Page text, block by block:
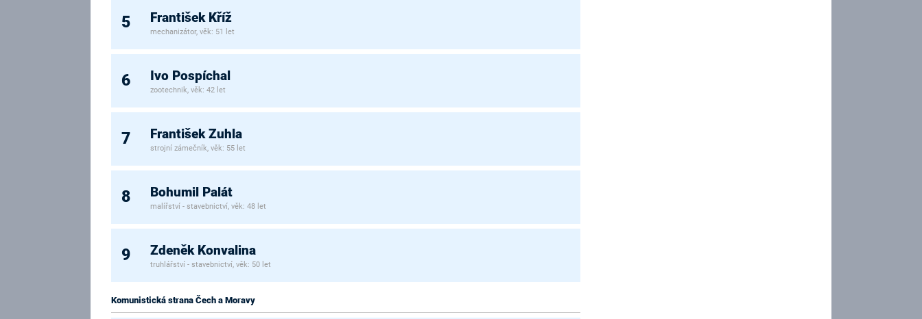
5 František Kříž
mechanizátor, věk: 51 let
6 Ivo Pospíchal
zootechnik, věk: 42 let
7 František Zuhla
strojní zámečník, věk: 55 let
8 Bohumil Palát
malířství - stavebnictví, věk: 48 let
9 Zdeněk Konvalina
truhlářství - stavebnictví, věk: 50 let
Komunistická strana Čech a Moravy